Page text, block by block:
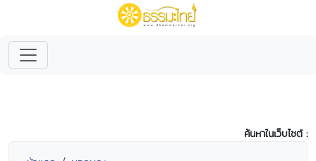
ค้นหาในเว็บไซต์ :